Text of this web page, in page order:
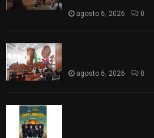
agosto 6, 2026 0
agosto 6, 2026 0